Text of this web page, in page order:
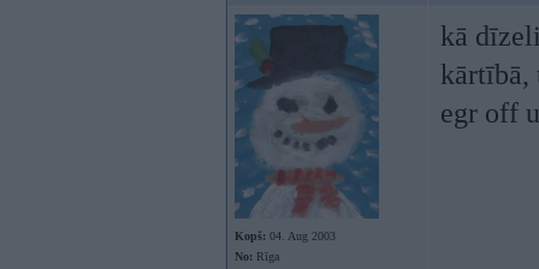
Kopš: 04. Aug 2003
No: Rīga
kā
kārtībā,
egr off